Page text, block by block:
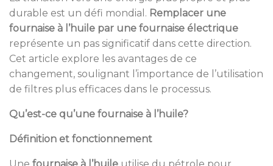
durable est un défi mondial. Remplacer une
fournaise à l’huile par une fournaise électrique
représente un pas significatif dans cette direction.
Cet article explore les avantages de ce
changement, soulignant l’importance de l’utilisation
de filtres plus efficaces dans le processus.
Qu’est-ce qu’une fournaise à l’huile?
Définition et fonctionnement